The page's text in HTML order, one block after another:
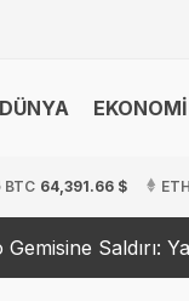
DÜNYA EKONOMİ
BTC 64,391.66 $ ETH
Yaralı